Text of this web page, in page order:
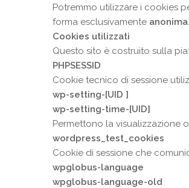
Potremmo utilizzare i cookies
forma esclusivamente anonima.
Cookies utilizzati
Questo sito è costruito sulla
PHPSESSID
Cookie tecnico di sessione
wp-setting-[UID ]
wp-setting-time-[UID]
Permettono la visualizzazione
wordpress_test_cookies
Cookie di sessione che
wpglobus-language
wpglobus-language-old